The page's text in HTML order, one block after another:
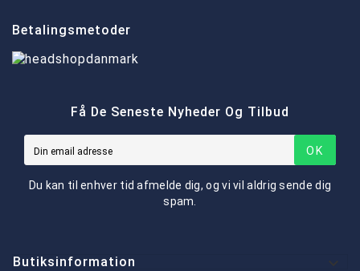
Betalingsmetoder
Få De Seneste Nyheder Og Tilbud
OK
Du kan til enhver tid afmelde dig, og vi vil aldrig sende dig
spam.
Butiksinformation